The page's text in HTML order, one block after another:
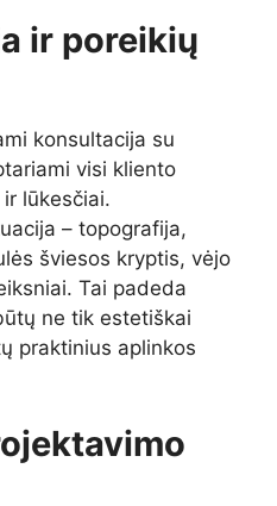
ir poreikių
konsultacija su
visi kliento
lūkesčiai.
– topografija,
šviesos kryptis, vėjo
Tai padeda
ne tik estetiškai
praktinius aplinkos